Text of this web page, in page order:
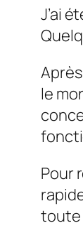
J’ai
le
Pour
toute